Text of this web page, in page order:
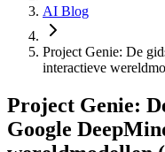
AI Blog
Project Genie: De
interactieve
Project Genie:
Google